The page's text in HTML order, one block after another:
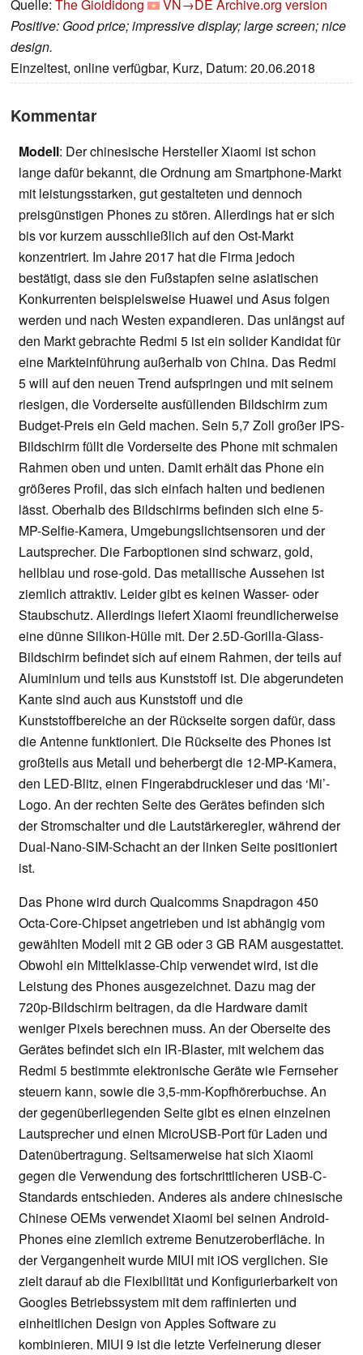
Quelle: The Gioididong VN→DE Archive.org version
Positive: Good price; impressive display; large screen; nice
design.
Einzeltest, online verfügbar, Kurz, Datum: 20.06.2018
Kommentar
Modell: Der chinesische Hersteller Xiaomi ist schon
lange dafür bekannt, die Ordnung am Smartphone-Markt
mit leistungsstarken, gut gestalteten und dennoch
preisgünstigen Phones zu stören. Allerdings hat er sich
bis vor kurzem ausschließlich auf den Ost-Markt
konzentriert. Im Jahre 2017 hat die Firma jedoch
bestätigt, dass sie den Fußstapfen seine asiatischen
Konkurrenten beispielsweise Huawei und Asus folgen
werden und nach Westen expandieren. Das unlängst auf
den Markt gebrachte Redmi 5 ist ein solider Kandidat für
eine Markteinführung außerhalb von China. Das Redmi
5 will auf den neuen Trend aufspringen und mit seinem
riesigen, die Vorderseite ausfüllenden Bildschirm zum
Budget-Preis ein Geld machen. Sein 5,7 Zoll großer IPS-
Bildschirm füllt die Vorderseite des Phone mit schmalen
Rahmen oben und unten. Damit erhält das Phone ein
größeres Profil, das sich einfach halten und bedienen
lässt. Oberhalb des Bildschirms befinden sich eine 5-
MP-Selfie-Kamera, Umgebungslichtsensoren und der
Lautsprecher. Die Farboptionen sind schwarz, gold,
hellblau und rose-gold. Das metallische Aussehen ist
ziemlich attraktiv. Leider gibt es keinen Wasser- oder
Staubschutz. Allerdings liefert Xiaomi freundlicherweise
eine dünne Silikon-Hülle mit. Der 2.5D-Gorilla-Glass-
Bildschirm befindet sich auf einem Rahmen, der teils auf
Aluminium und teils aus Kunststoff ist. Die abgerundeten
Kante sind auch aus Kunststoff und die
Kunststoffbereiche an der Rückseite sorgen dafür, dass
die Antenne funktioniert. Die Rückseite des Phones ist
großteils aus Metall und beherbergt die 12-MP-Kamera,
den LED-Blitz, einen Fingerabdruckleser und das ‘Mi’-
Logo. An der rechten Seite des Gerätes befinden sich
der Stromschalter und die Lautstärkeregler, während der
Dual-Nano-SIM-Schacht an der linken Seite positioniert
ist.
Das Phone wird durch Qualcomms Snapdragon 450
Octa-Core-Chipset angetrieben und ist abhängig vom
gewählten Modell mit 2 GB oder 3 GB RAM ausgestattet.
Obwohl ein Mittelklasse-Chip verwendet wird, ist die
Leistung des Phones ausgezeichnet. Dazu mag der
720p-Bildschirm beitragen, da die Hardware damit
weniger Pixels berechnen muss. An der Oberseite des
Gerätes befindet sich ein IR-Blaster, mit welchem das
Redmi 5 bestimmte elektronische Geräte wie Fernseher
steuern kann, sowie die 3,5-mm-Kopfhörerbuchse. An
der gegenüberliegenden Seite gibt es einen einzelnen
Lautsprecher und einen MicroUSB-Port für Laden und
Datenübertragung. Seltsamerweise hat sich Xiaomi
gegen die Verwendung des fortschrittlicheren USB-C-
Standards entschieden. Anderes als andere chinesische
Chinese OEMs verwendet Xiaomi bei seinen Android-
Phones eine ziemlich extreme Benutzeroberfläche. In
der Vergangenheit wurde MIUI mit iOS verglichen. Sie
zielt darauf ab die Flexibilität und Konfigurierbarkeit von
Googles Betriebssystem mit dem raffinierten und
einheitlichen Design von Apples Software zu
kombinieren. MIUI 9 ist die letzte Verfeinerung dieser